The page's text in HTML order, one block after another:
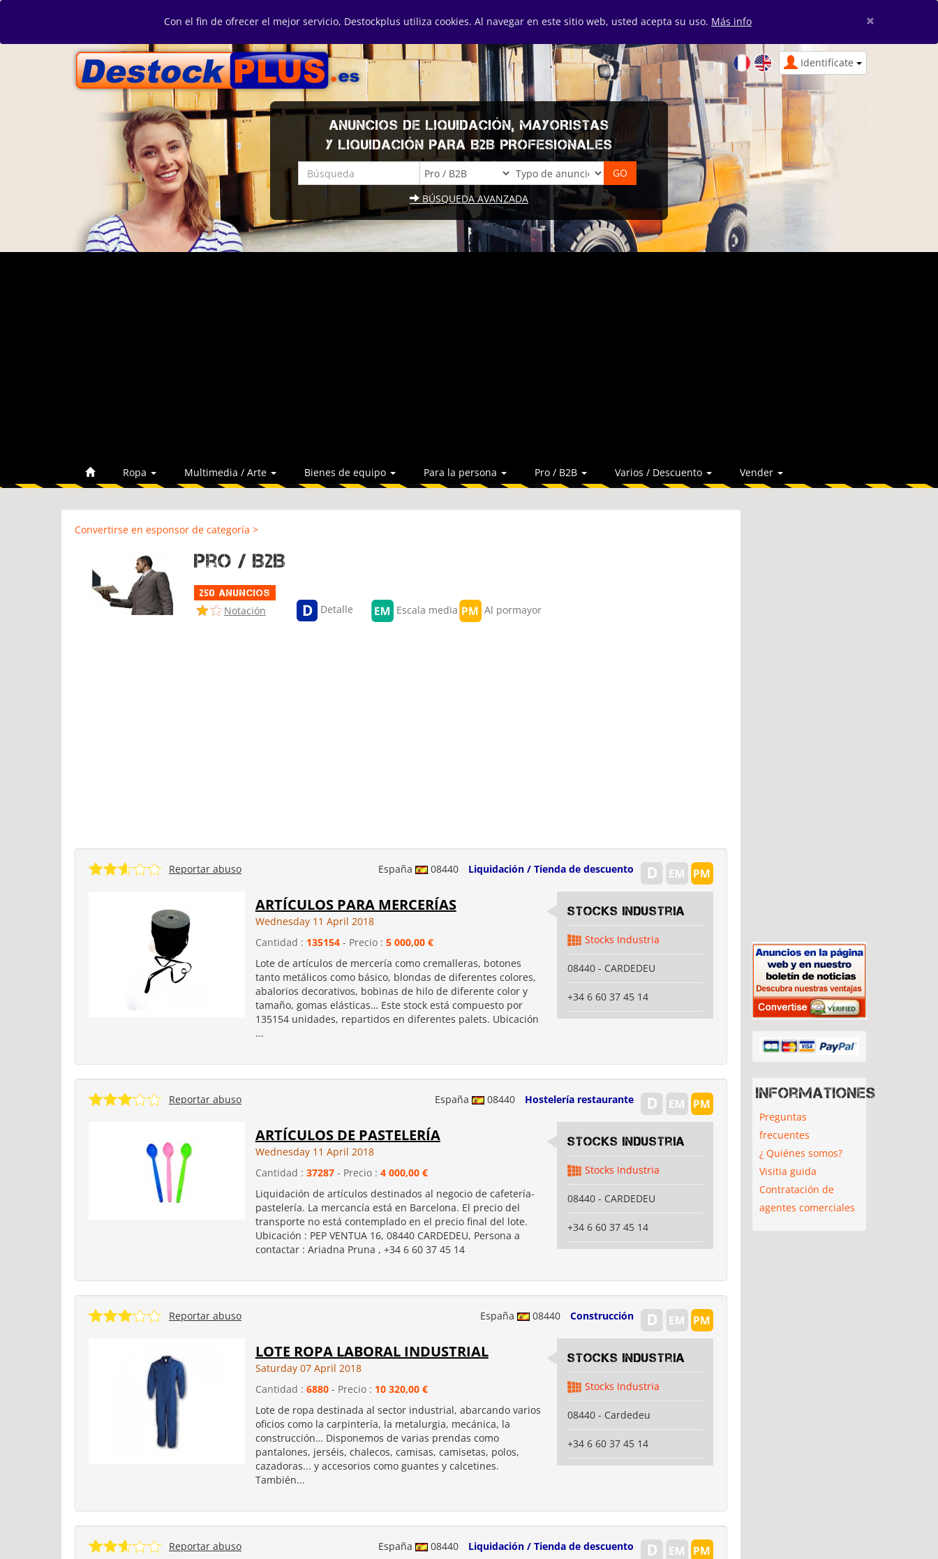
Con el fin de ofrecer el mejor servicio, Destockplus utiliza cookies. Al navegar en este sitio web, usted acepta su uso. Más info ×
Identifícate
ANUNCIOS DE LIQUIDACIÓN, MAYORISTAS
Y LIQUIDACIÓN PARA B2B PROFESIONALES
BÚSQUEDA AVANZADA
Ropa Multimedia / Arte Bienes de equipo Para la persona Pro / B2B Varios / Descuento Vender
Convertirse en esponsor de categoría >
Pro / B2B
250 Anuncios
Notación Detalle Escala media Al pormayor
España 08440 Liquidación / Tienda de descuento
Reportar abuso
ARTÍCULOS PARA MERCERÍAS
Wednesday 11 April 2018
Cantidad : 135154- Precio : 5 000,00 €
Lote de artículos de mercería como cremalleras, botones
tanto metálicos como básico, blondas de diferentes colores,
abalorios decorativos, bobinas de hilo de diferente color y
tamaño, gomas elásticas… Este stock está compuesto por
135154 unidades, repartidos en diferentes palets. Ubicación
...
Stocks Industria
Stocks Industria
08440 - CARDEDEU
+34 6 60 37 45 14
España 08440 Hostelería restaurante
Reportar abuso
ARTÍCULOS DE PASTELERÍA
Wednesday 11 April 2018
Cantidad : 37287- Precio : 4 000,00 €
Liquidación de artículos destinados al negocio de cafetería-
pastelería. La mercancía está en Barcelona. El precio del
transporte no está contemplado en el precio final del lote.
Ubicación : PEP VENTUA 16, 08440 CARDEDEU, Persona a
contactar : Ariadna Pruna , +34 6 60 37 45 14
Stocks Industria
Stocks Industria
08440 - CARDEDEU
+34 6 60 37 45 14
España 08440 Construcción
Reportar abuso
LOTE ROPA LABORAL INDUSTRIAL
Saturday 07 April 2018
Cantidad : 6880- Precio : 10 320,00 €
Lote de ropa destinada al sector industrial, abarcando varios
oficios como la carpintería, la metalurgia, mecánica, la
construcción… Disponemos de varias prendas como
pantalones, jerséis, chalecos, camisas, camisetas, polos,
cazadoras... y accesorios como guantes y calcetines.
También...
Stocks Industria
Stocks Industria
08440 - Cardedeu
+34 6 60 37 45 14
España 08440 Liquidación / Tienda de descuento
Reportar abuso
Informationes
Preguntas
frecuentes
¿ Quiénes somos?
Visitia guida
Contratación de
agentes comerciales